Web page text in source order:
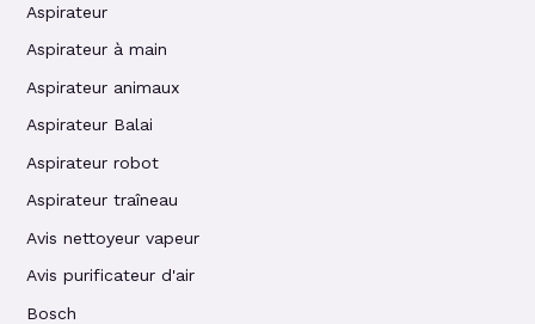
Aspirateur
Aspirateur à main
Aspirateur animaux
Aspirateur Balai
Aspirateur robot
Aspirateur traîneau
Avis nettoyeur vapeur
Avis purificateur d'air
Bosch